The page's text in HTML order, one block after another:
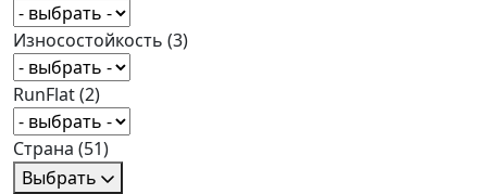
Износостойкость (3)
RunFlat(2)
Страна (51)
Выбрать